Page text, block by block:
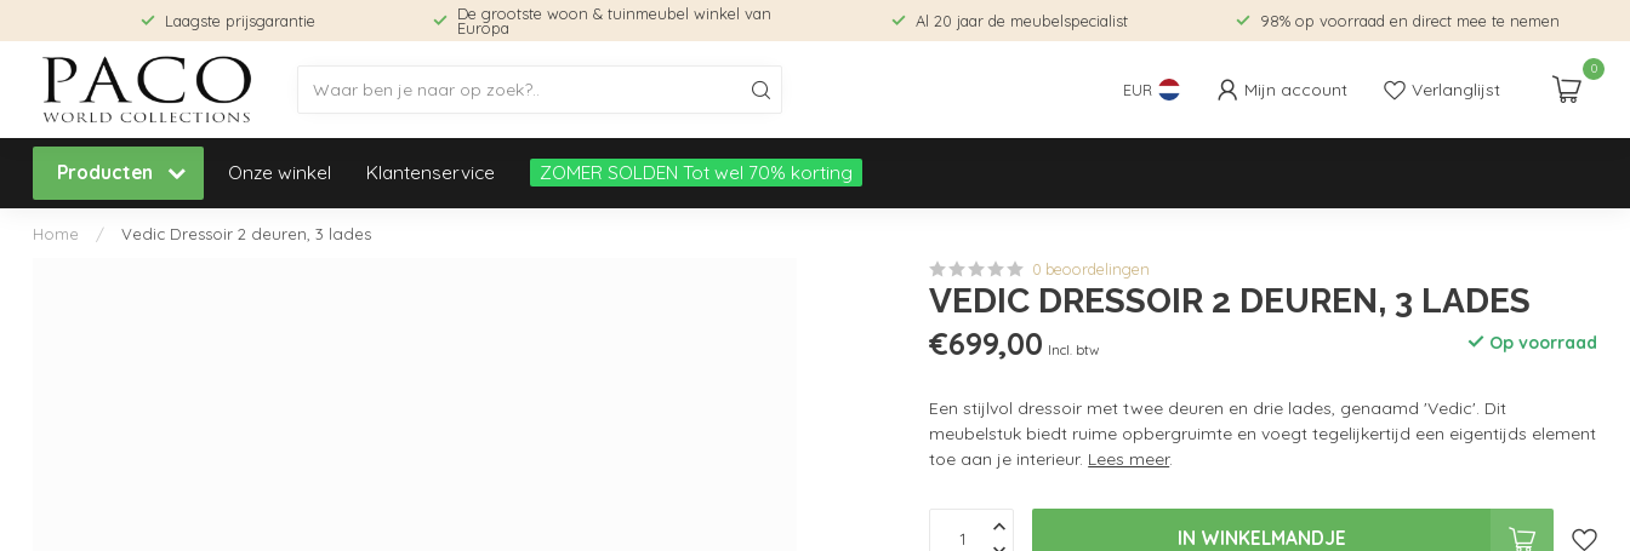
Laagste prijsgarantie De grootste woon & tuinmeubel winkel van
Europa Al 20 jaar de meubelspecialist 98% op voorraad en direct mee te nemen
EUR Mijn account Verlanglijst
0
Producten Onze winkel Klantenservice ZOMER SOLDEN Tot wel 70% korting
Home /
Vedic Dressoir 2 deuren, 3 lades
0 beoordelingen
VEDIC DRESSOIR 2 DEUREN, 3 LADES
€699,00 Incl. btw Op voorraad
Een stijlvol dressoir met twee deuren en drie lades, genaamd 'Vedic'. Dit
meubelstuk biedt ruime opbergruimte en voegt tegelijkertijd een eigentijds element
toe aan je interieur. Lees meer.
IN WINKELMANDJE